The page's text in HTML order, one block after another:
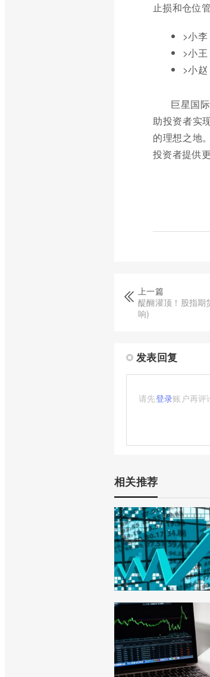
止损和仓位
>小
>小
>小
巨星国
助投资者实
的理想之地
投资者提供
上一篇
醍醐灌顶！股指期
响)
发表回复
请先登录账户再评
相关推荐